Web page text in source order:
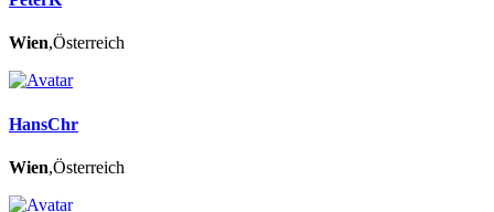
Wien,Österreich
HansChr
Wien,Österreich